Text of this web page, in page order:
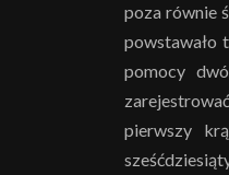
poza równie
powstawało
pomocy
pierwszy